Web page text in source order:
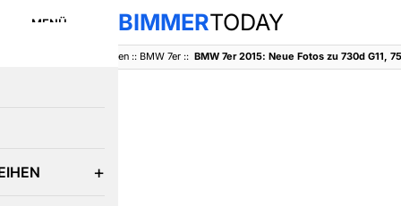
MENÜ BIMMERTODAY
Baureihen:: BMW 7er:: BMW 7er 2015: Neue Fotos zu 730d G11,